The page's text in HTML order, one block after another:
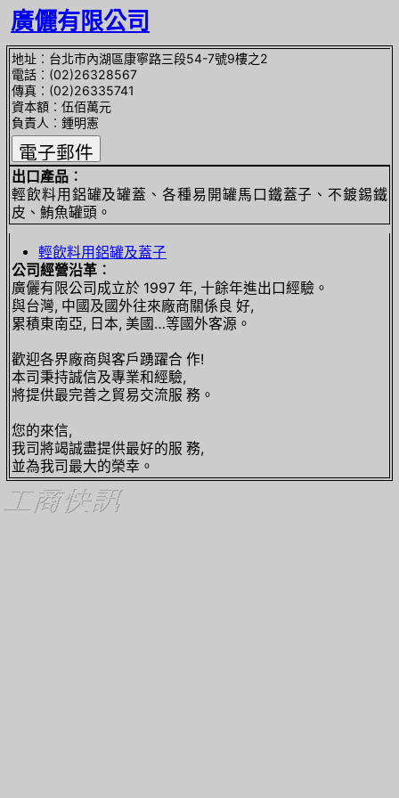
廣儷有限公司
地址︰台北市內湖區康寧路三段54-7號9樓之2
電話︰(02)26328567
傳真︰(02)26335741
資本額︰伍佰萬元
負責人︰鍾明憲
出口產品︰
輕飲料用鋁罐及罐蓋、各種易開罐馬口鐵蓋子、不鍍錫鐵
皮、鮪魚罐頭。
輕飲料用鋁罐及蓋子
公司經營沿革︰
廣儷有限公司成立於 1997 年, 十餘年進出口經驗。
與台灣, 中國及國外往來廠商關係良 好,
累積東南亞, 日本, 美國…等國外客源。
歡迎各界廠商與客戶踴躍合 作!
本司秉持誠信及專業和經驗,
將提供最完善之貿易交流服 務。
您的來信,
我司將竭誠盡提供最好的服 務,
並為我司最大的榮幸。